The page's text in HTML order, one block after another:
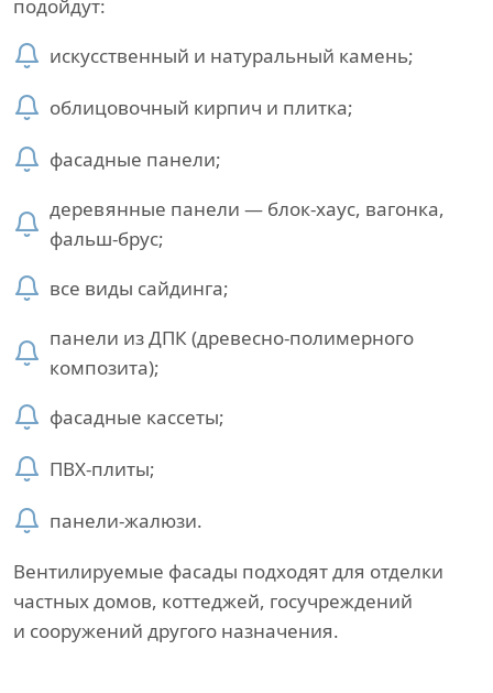
подойдут:
искусственный и натуральный камень;
облицовочный кирпич и плитка;
фасадные панели;
деревянные панели — блок-хаус, вагонка,
фальш-брус;
все виды сайдинга;
панели из ДПК (древесно-полимерного
композита);
фасадные кассеты;
ПВХ-плиты;
панели-жалюзи.
Вентилируемые фасады подходят для отделки
частных домов, коттеджей, госучреждений
и сооружений другого назначения.